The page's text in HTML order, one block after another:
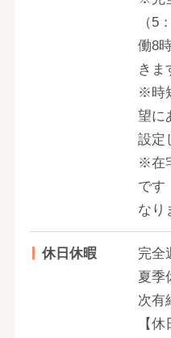
（5
働8
きま
※時
望に
設定
※在
です
なり
休日休暇
完全
夏季
次有
【